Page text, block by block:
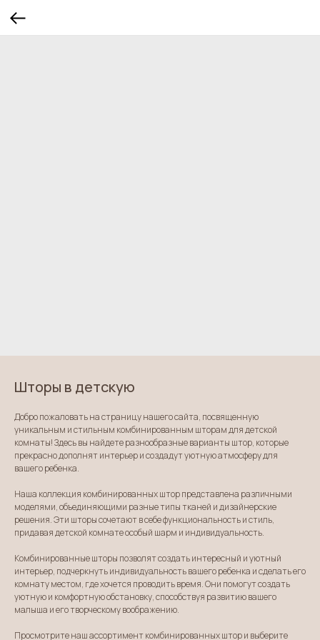
Шторы в детскую
Добро пожаловать на страницу нашего сайта, посвященную
уникальным и стильным комбинированным шторам для детской
комнаты! Здесь вы найдете разнообразные варианты штор, которые
прекрасно дополнят интерьер и создадут уютную атмосферу для
вашего ребенка.
Наша коллекция комбинированных штор представлена различными
моделями, объединяющими разные типы тканей и дизайнерские
решения. Эти шторы сочетают в себе функциональность и стиль,
придавая детской комнате особый шарм и индивидуальность.
Комбинированные шторы позволят создать интересный и уютный
интерьер, подчеркнуть индивидуальность вашего ребенка и сделать его
комнату местом, где хочется проводить время. Они помогут создать
уютную и комфортную обстановку, способствуя развитию вашего
малыша и его творческому воображению.
Просмотрите наш ассортимент комбинированных штор и выберите